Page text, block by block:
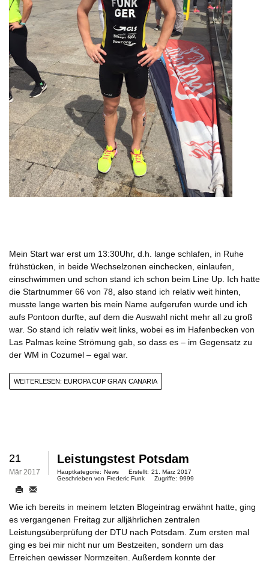
Mein Start war erst um 13:30Uhr, d.h. lange schlafen, in Ruhe
frühstücken, in beide Wechselzonen einchecken, einlaufen,
einschwimmen und schon stand ich schon beim Line Up. Ich hatte
die Startnummer 66 von 78, also stand ich relativ weit hinten,
musste lange warten bis mein Name aufgerufen wurde und ich
aufs Pontoon durfte, auf dem die Auswahl nicht mehr all zu groß
war. So stand ich relativ weit links, wobei es im Hafenbecken von
Las Palmas keine Strömung gab, so dass es – im Gegensatz zu
der WM in Cozumel – egal war.
WEITERLESEN: EUROPA CUP GRAN CANARIA
21
Mär 2017
Leistungstest Potsdam
Hauptkategorie: News Erstellt: 21. März 2017
Geschrieben von Frederic Funk Zugriffe: 9999
Wie ich bereits in meinem letzten Blogeintrag erwähnt hatte, ging
es vergangenen Freitag zur alljährlichen zentralen
Leistungsüberprüfung der DTU nach Potsdam. Zum ersten mal
ging es bei mir nicht nur um Bestzeiten, sondern um das
Erreichen gewisser Normzeiten. Außerdem konnte der